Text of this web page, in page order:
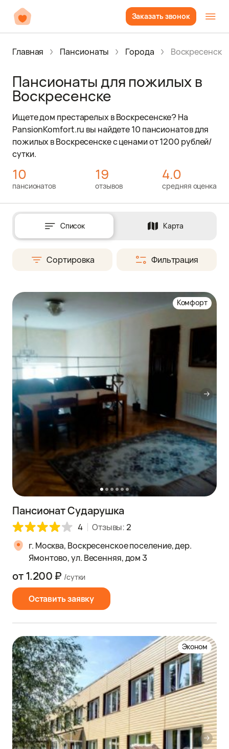
Заказать звонок
Главная Пансионаты Города Воскресенск
Пансионаты для пожилых в
Воскресенске
Ищете дом престарелых в Воскресенске? На
PansionKomfort.ru вы найдете 10 пансионатов для
пожилых в Воскресенске с ценами от 1200 рублей/
сутки.
10
пансионатов
19
отзывов
4.0
средняя оценка
Сортировка Фильтрация
Список Карта
Комфорт
Пансионат Сударушка
4 Отзывы: 2
г. Москва, Воскресенское поселение, дер.
Ямонтово, ул. Весенняя, дом 3
Оставить заявку
от 1.200 ₽ /сутки
Эконом